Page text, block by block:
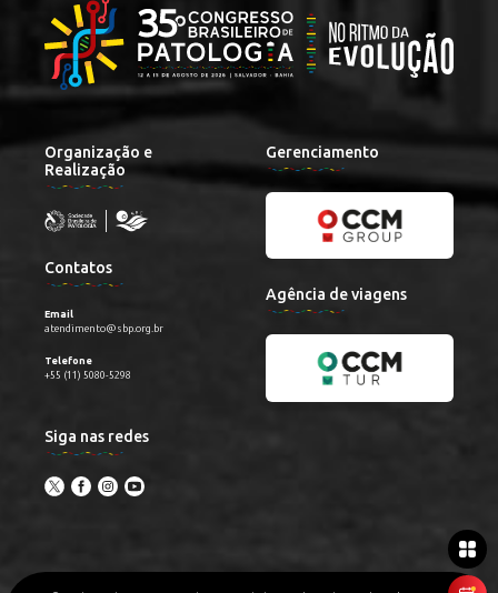
Organização e
Realização
Contatos
Email
atendimento@sbp.org.br
Telefone
+55 (11) 5080-5298
Siga nas redes
Gerenciamento
Agência de viagens